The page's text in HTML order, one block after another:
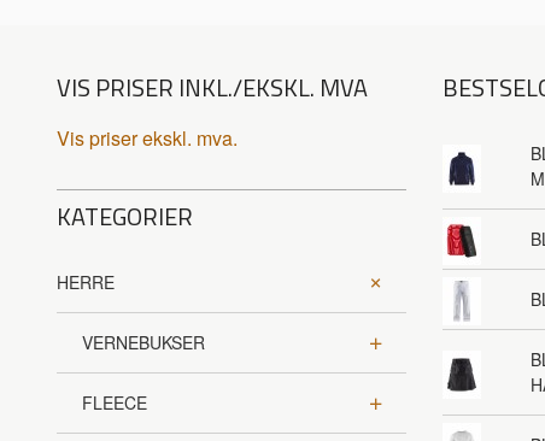
VIS PRISER INKL./EKSKL. MVA
Vis priser ekskl. mva.
KATEGORIER
HERRE
VERNEBUKSER
FLEECE